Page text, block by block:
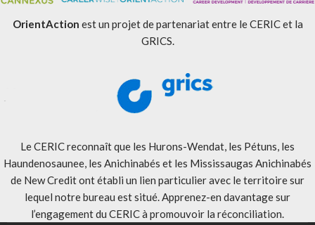
OrientAction est un projet de partenariat entre le CERIC et la
GRICS.
Le CERIC reconnaît que les Hurons-Wendat, les Pétuns, les
Haundenosaunee, les Anichinabés et les Mississaugas Anichinabés
de New Credit ont établi un lien particulier avec le territoire sur
lequel notre bureau est situé. Apprenez-en davantage sur
l’engagement du CERIC à promouvoir la réconciliation.